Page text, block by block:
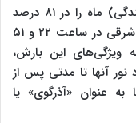
مدیر انجمن نجوم آماتور ایران، فاز (درخشندگی) ماه را در ۸۱ درصد
ذکر کرد و ادامه داد: از سمت ۸۵ درجه افق شرقی در ساعت ۲۲ و ۵۱
ویژگی‌های این بارش،
آنها تا مدتی پس از
عنوان «آذرگوی» یا